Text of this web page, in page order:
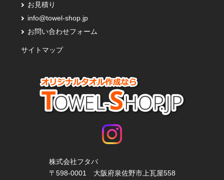
お見積り
info@towel-shop.jp
お問い合わせフォーム
サイトマップ
株式会社フタバ
〒598-0001 大阪府泉佐野市上瓦屋558